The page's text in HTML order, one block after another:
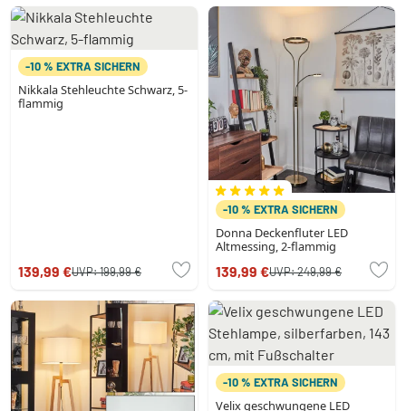
-10 % EXTRA SICHERN
Nikkala Stehleuchte Schwarz, 5-
flammig
139,99 €UVP:199,99 €
-10 % EXTRA SICHERN
Donna Deckenfluter LED
Altmessing, 2-flammig
139,99 €UVP:249,99 €
-10 % EXTRA SICHERN
Velix geschwungene LED